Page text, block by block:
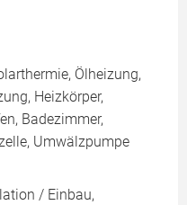
Ölheizung,
Heizkörper,
Badezimmer,
Umwälzpumpe
/ Einbau,